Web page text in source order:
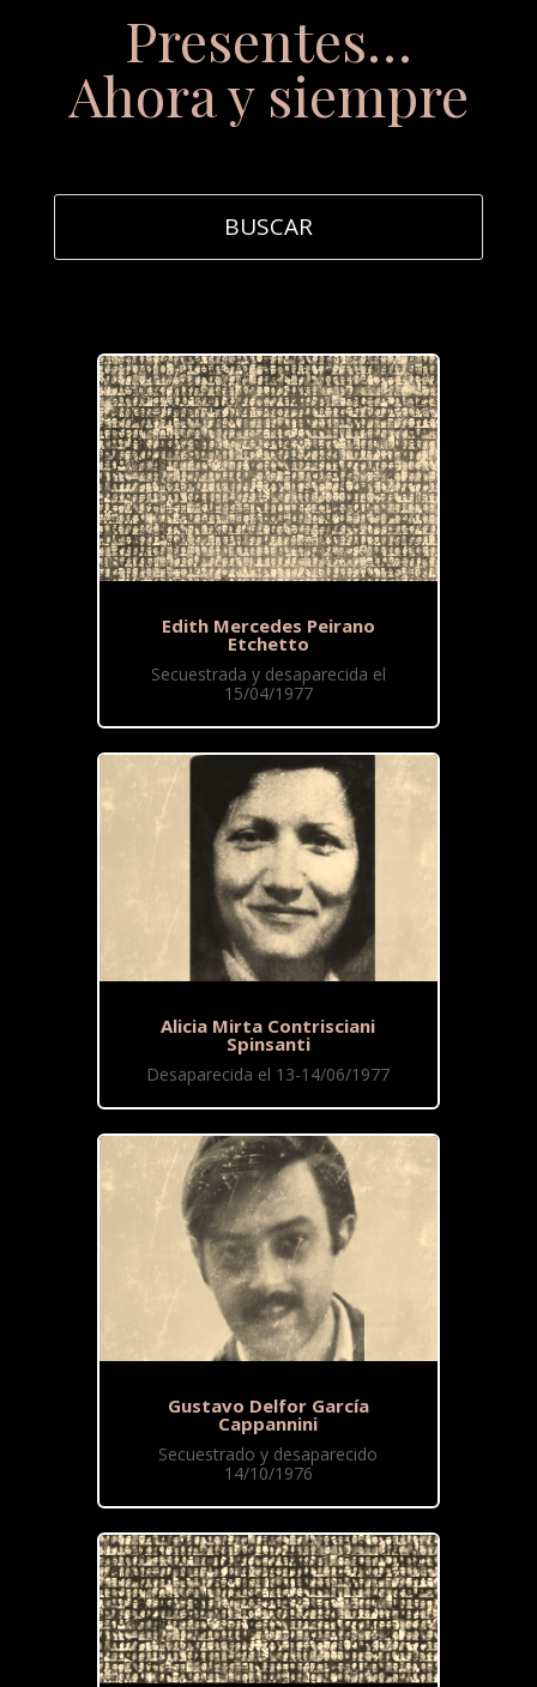
Presentes…
Ahora y siempre
Edith Mercedes Peirano
Etchetto
Secuestrada y desaparecida el
15/04/1977
Alicia Mirta Contrisciani
Spinsanti
Desaparecida el 13-14/06/1977
Gustavo Delfor García
Cappannini
Secuestrado y desaparecido
14/10/1976